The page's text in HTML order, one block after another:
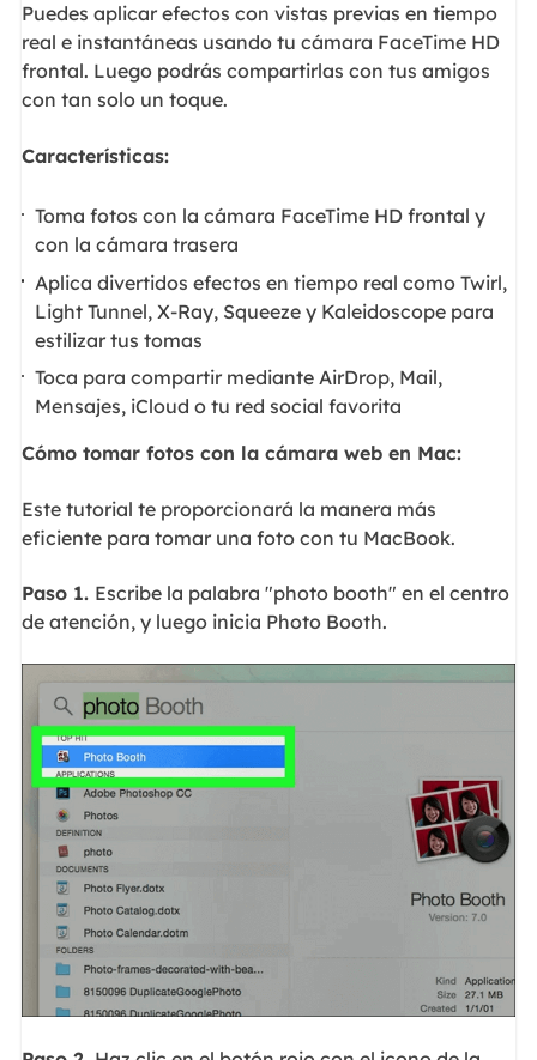
Puedes aplicar efectos con vistas previas en tiempo
real e instantáneas usando tu cámara FaceTime HD
frontal. Luego podrás compartirlas con tus amigos
con tan solo un toque.
Características:
Toma fotos con la cámara FaceTime HD frontal y
con la cámara trasera
Aplica divertidos efectos en tiempo real como Twirl,
Light Tunnel, X-Ray, Squeeze y Kaleidoscope para
estilizar tus tomas
Toca para compartir mediante AirDrop, Mail,
Mensajes, iCloud o tu red social favorita
Cómo tomar fotos con la cámara web en Mac:
Este tutorial te proporcionará la manera más
eficiente para tomar una foto con tu MacBook.
Paso 1. Escribe la palabra "photo booth" en el centro
de atención, y luego inicia Photo Booth.